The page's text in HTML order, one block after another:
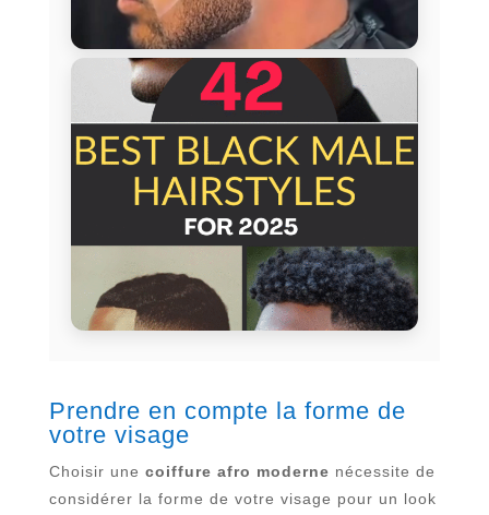
Prendre en compte la forme de
votre visage
Choisir une coiffure afro moderne nécessite de
considérer la forme de votre visage pour un look